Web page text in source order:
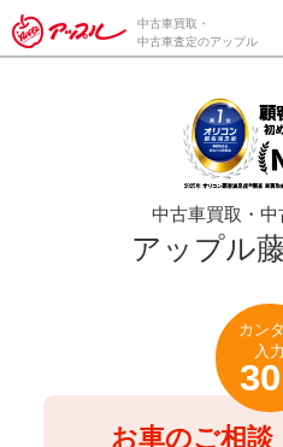
/*ABテスト_新規査定フォーム
中古車買取・
中古車査定のアップル
中古車買取・中
アップル
お車のご相談
カン
入力
30